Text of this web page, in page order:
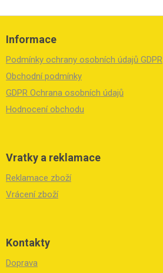
Z
Informace
Podmínky ochrany osobních údajů GDPR
Obchodní podmínky
GDPR Ochrana osobních údajů
Hodnocení obchodu
Vratky a reklamace
Reklamace zboží
Vrácení zboží
Kontakty
Doprava